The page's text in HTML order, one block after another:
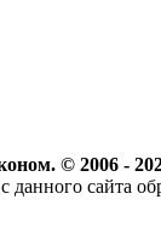
© 2006 -
сайта